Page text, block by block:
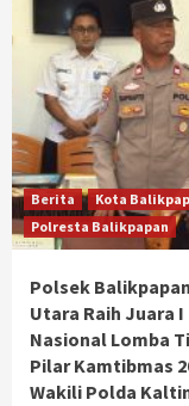
Berita
Kota
Polresta Balikpapan
Polsek Balikpapan
Utara Raih Juara I
Nasional Lomba
Pilar Kamtibmas
Wakili Polda